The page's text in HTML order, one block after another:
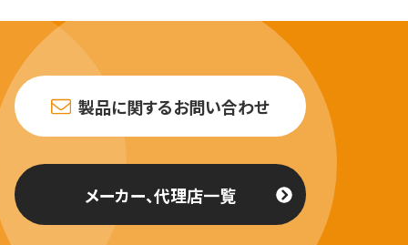
製品に関するお問い合わせ
メーカー、代理店一覧